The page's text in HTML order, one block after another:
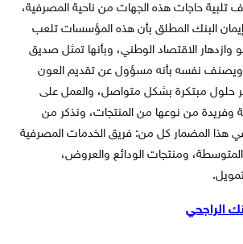
تلبية حاجات هذه الجهات من ناحية المصرفية،
البنك المطلق بأن هذه المؤسسات تلعب
الاقتصاد الوطني، وبأنها تمثل صديق
ويصنف نفسه بأنه مسؤول عن تقديم العون
حلول مبتكرة بشكل متواصل، والعمل على
من نوعها من المنتجات، ونذكر من
هذا المضمار كل من: فريق الخدمات المصرفية
ومنتجات الودائع والعروض،
الراجحي